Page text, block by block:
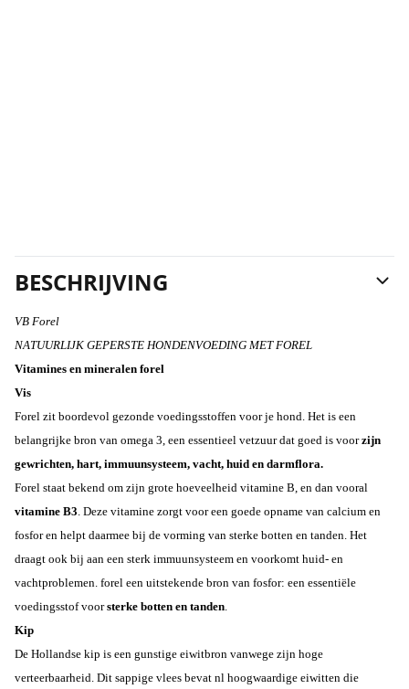
BESCHRIJVING
VB Forel
NATUURLIJK GEPERSTE HONDENVOEDING MET FOREL
Vitamines en mineralen forel
Vis
Forel zit boordevol gezonde voedingsstoffen voor je hond. Het is een
belangrijke bron van omega 3, een essentieel vetzuur dat goed is voorzijn
gewrichten, hart, immuunsysteem, vacht, huid en darmflora.
Forel staat bekend om zijn grote hoeveelheid vitamine B, en dan vooral
vitamine B3 . Deze vitamine zorgt voor een goede opname van calcium en
fosfor en helpt daarmee bij de vorming van sterke botten en tanden. Het
draagt ook bij aan een sterk immuunsysteem en voorkomt huid- en
vachtproblemen. forel een uitstekende bron van fosfor: een essentiële
voedingsstof voorsterke botten en tanden
Kip
De Hollandse kip is een gunstige eiwitbron vanwege zijn hoge
verteerbaarheid. Dit sappige vlees bevat nl hoogwaardige eiwitten die